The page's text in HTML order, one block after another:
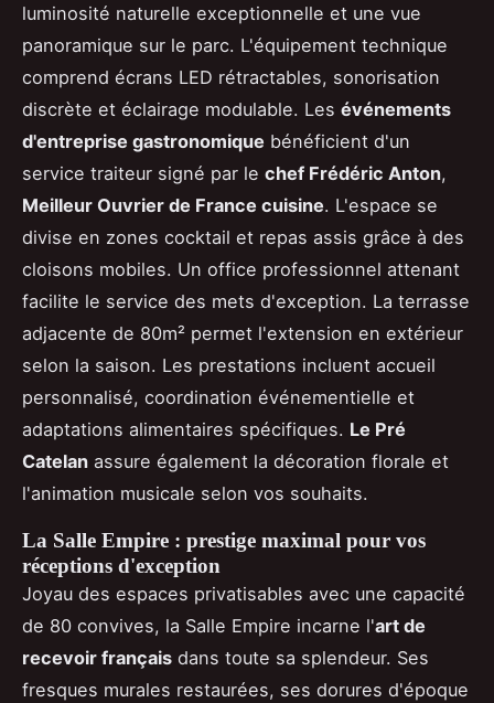
luminosité naturelle exceptionnelle et une vue
panoramique sur le parc. L'équipement technique
comprend écrans LED rétractables, sonorisation
discrète et éclairage modulable. Les événements
d'entreprise gastronomique bénéficient d'un
service traiteur signé par le chef Frédéric Anton,
Meilleur Ouvrier de France cuisine. L'espace se
divise en zones cocktail et repas assis grâce à des
cloisons mobiles. Un office professionnel attenant
facilite le service des mets d'exception. La terrasse
adjacente de 80m² permet l'extension en extérieur
selon la saison. Les prestations incluent accueil
personnalisé, coordination événementielle et
adaptations alimentaires spécifiques. Le Pré
Catelan assure également la décoration florale et
l'animation musicale selon vos souhaits.
La Salle Empire : prestige maximal pour vos
réceptions d'exception
Joyau des espaces privatisables avec une capacité
de 80 convives, la Salle Empire incarne l'art de
recevoir français dans toute sa splendeur. Ses
fresques murales restaurées, ses dorures d'époque